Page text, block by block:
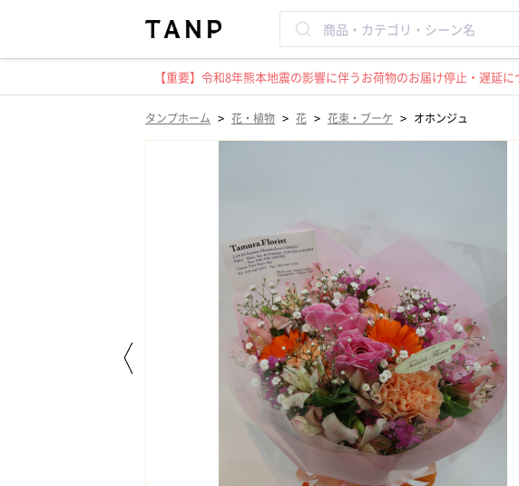
【重要】令和8年熊本地震の影響に伴うお荷物のお届け停止・遅延に
タンプホーム > 花・植物 > 花 > 花束・ブーケ > オホンジュ